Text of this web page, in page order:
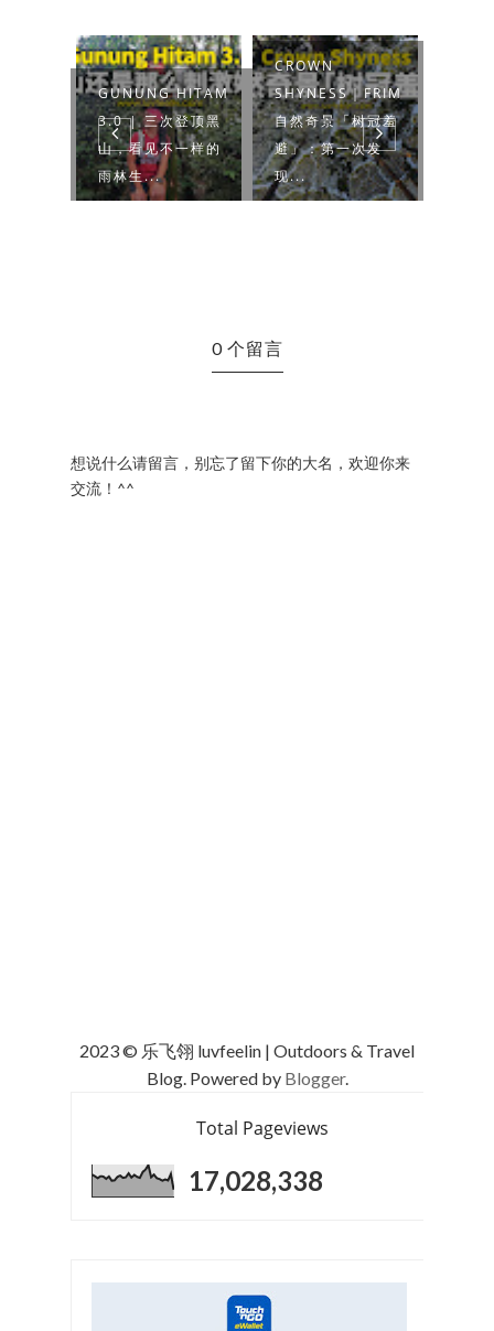
GUNUNG HITAM
3.0 | 三次登顶黑
山，看见不一样的
雨林生...
CROWN
SHYNESS｜FRIM
自然奇景「树冠羞
避」：第一次发
现...
0 个留言
想说什么请留言，别忘了留下你的大名，欢迎你来
交流！^^
2023 © 乐飞翎 luvfeelin | Outdoors & Travel
Blog. Powered by Blogger.
Total Pageviews
17,028,338